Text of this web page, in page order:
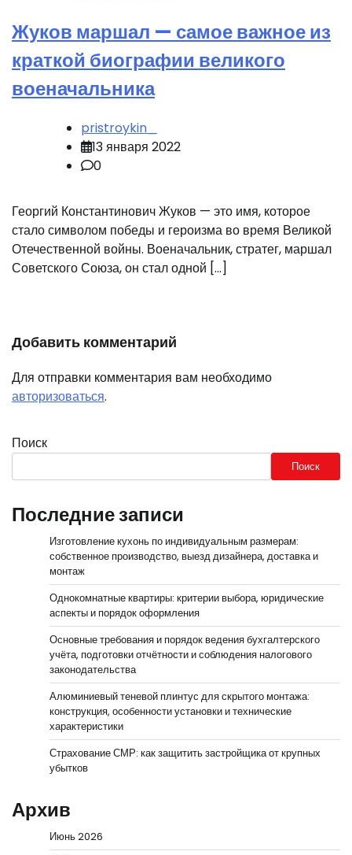
Жуков маршал — самое важное из
краткой биографии великого
военачальника
pristroykin_
13 января 2022
0
Георгий Константинович Жуков — это имя, которое
стало символом победы и героизма во время Великой
Отечественной войны. Военачальник, стратег, маршал
Советского Союза, он стал одной […]
Добавить комментарий
Для отправки комментария вам необходимо
авторизоваться.
Поиск
Поиск
Последние записи
Изготовление кухонь по индивидуальным размерам:
собственное производство, выезд дизайнера, доставка и
монтаж
Однокомнатные квартиры: критерии выбора, юридические
аспекты и порядок оформления
Основные требования и порядок ведения бухгалтерского
учёта, подготовки отчётности и соблюдения налогового
законодательства
Алюминиевый теневой плинтус для скрытого монтажа:
конструкция, особенности установки и технические
характеристики
Страхование СМР: как защитить застройщика от крупных
убытков
Архив
Июнь 2026